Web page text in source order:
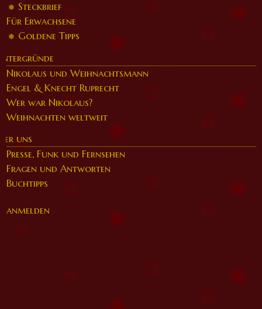
Steckbrief
Für Erwachsene
Goldene Tipps
Nikolaus und Weihnachtsmann
Engel & Knecht Ruprecht
Wer war Nikolaus?
Weihnachten weltweit
uns
Presse, Funk und Fernsehen
Fragen und Antworten
Buchtipps
anmelden